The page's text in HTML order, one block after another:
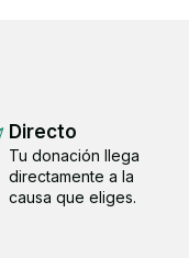
Directo
Tu donación llega
directamente a la
causa que eliges.